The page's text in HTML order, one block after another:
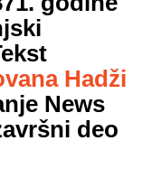
Hadži
News
deo